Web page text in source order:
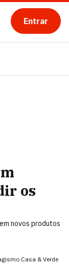
Entrar
os
novos produtos
Casa & Verde